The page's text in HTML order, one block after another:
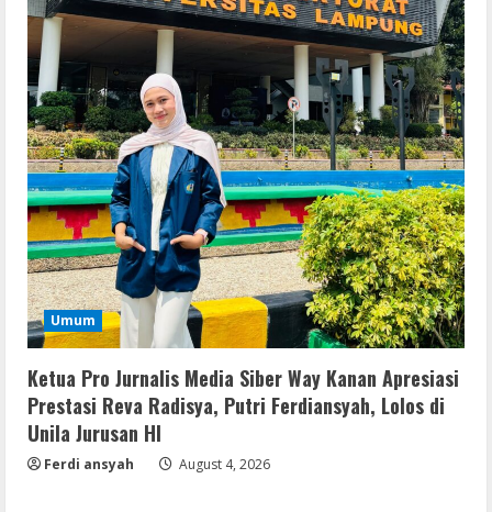
Umum
Ketua Pro Jurnalis Media Siber Way Kanan Apresiasi
Prestasi Reva Radisya, Putri Ferdiansyah, Lolos di
Unila Jurusan HI
Ferdi ansyah August 4, 2026
3
Remux
Coyote vs. Acme 2026 Pre-DVDRip
2160𝚙 AVC
August 7, 2026
4
Serialers
MATLAB R2024b Crack exe [Full] x64
Bypass
August 7, 2026
5
Serialers
VMware Workstation Portable +
August 6, 2026
VL
Microsoft Office Auto-Activated